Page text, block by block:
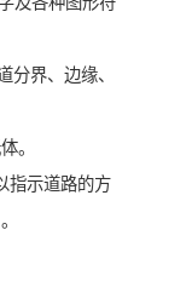
分界、边缘、
。
指示道路的方